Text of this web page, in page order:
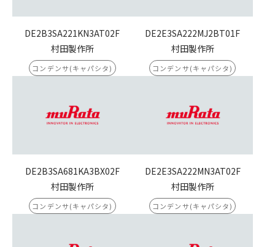
DE2B3SA221KN3AT02F
村田製作所
コンデンサ(キャパシタ)
DE2E3SA222MJ2BT01F
村田製作所
コンデンサ(キャパシタ)
DE2B3SA681KA3BX02F
村田製作所
コンデンサ(キャパシタ)
DE2E3SA222MN3AT02F
村田製作所
コンデンサ(キャパシタ)